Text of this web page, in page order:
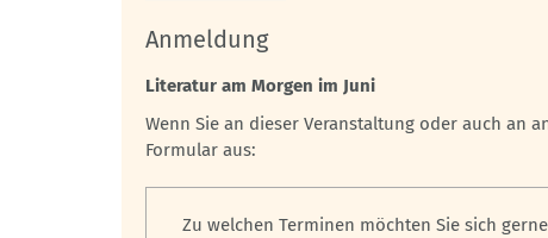
Anmeldung
Literatur am Morgen im Juni
Wenn Sie an dieser Veranstaltung oder auch an
Formular aus:
Zu welchen Terminen möchten Sie sich